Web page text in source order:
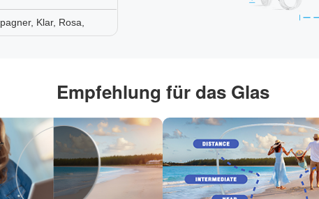
Klar, Rosa,
Empfehlung für das Glas